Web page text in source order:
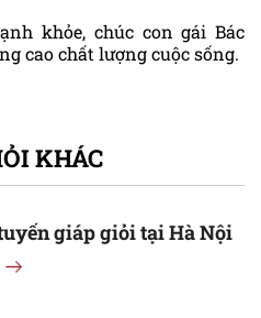
khỏe, chúc con gái Bác
cao chất lượng cuộc sống.
KHÁC
giáp giỏi tại Hà Nội